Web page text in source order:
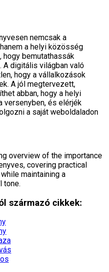
nemcsak a
a helyi közösség
hogy bemutathassák
digitális világban való
hogy a vállalkozások
A jól megtervezett,
abban, hogy a helyi
versenyben, és elérjék
a saját weboldaladon
overview of the importance
covering practical
maintaining a
tone.
származó cikkek: